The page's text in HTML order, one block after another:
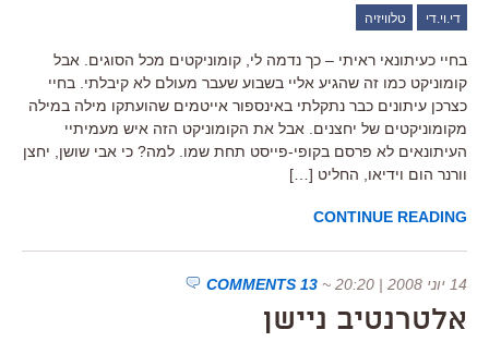
די.וי.די טלוויזיה
בחיי כעיתונאי ראיתי – כך נדמה לי, קומוניקטים מכל הסוגים. אבל
קומוניקט כמו זה שהגיע אליי בשבוע שעבר מעולם לא קיבלתי. בחיי
כצרכן עיתונים כבר נתקלתי באינספור אייטמים שהועתקו מילה במילה
מקומוניקטים של יחצנים. אבל את הקומוניקט הזה איש מעמיתיי
העיתונאים לא פרסם בקופי-פייסט תחת שמו. למה? כי אבי שושן, יחצן
וורנר הום וידיאו, החליט […]
CONTINUE READING
14 יוני 2008 | 20:20 ~
13 COMMENTS
אלטרנטיב ניישן